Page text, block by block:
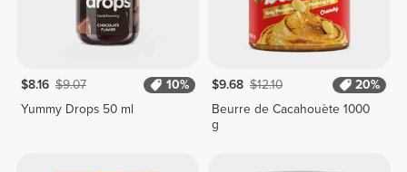
$8.16 $9.07
10%
Yummy Drops 50 ml
$9.68 $12.10
20%
Beurre de Cacahouète 1000
g